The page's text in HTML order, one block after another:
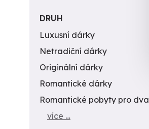
DRUH
Luxusní dárky
Netradiční dárky
Originální dárky
Romantické dárky
Romantické pobyty pro dva
více …